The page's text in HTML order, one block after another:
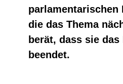
parlamentarischen
die das Thema
berät, dass sie
beendet.